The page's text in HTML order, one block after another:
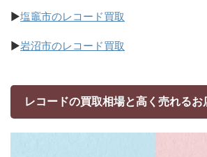
▶塩竈市のレコード買取
▶岩沼市のレコード買取
レコードの買取相場と高く売れるお